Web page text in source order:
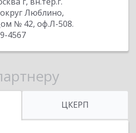
Люблино,
№ 42, оф.Л-508.
4567
ЦКЕРП